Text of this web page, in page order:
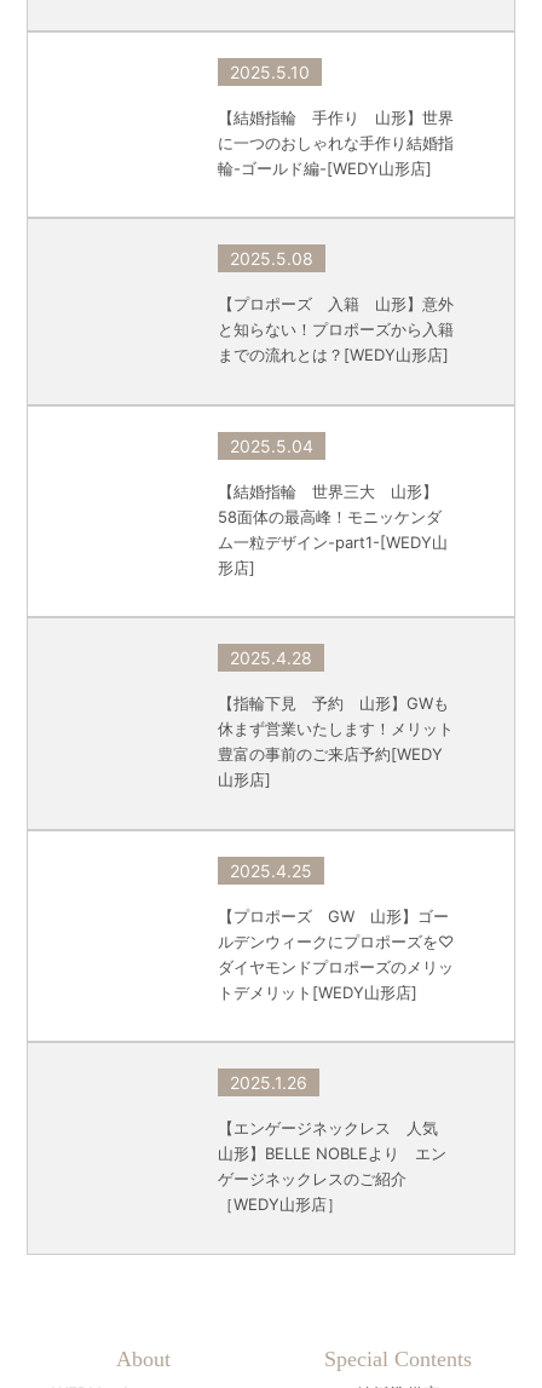
2025.5.10
【結婚指輪 手作り 山形】世界
に一つのおしゃれな手作り結婚指
輪-ゴールド編-[WEDY山形店]
2025.5.08
【プロポーズ 入籍 山形】意外
と知らない！プロポーズから入籍
までの流れとは？[WEDY山形店]
2025.5.04
【結婚指輪 世界三大 山形】
58面体の最高峰！モニッケンダ
ム一粒デザイン-part1-[WEDY山
形店]
2025.4.28
【指輪下見 予約 山形】GWも
休まず営業いたします！メリット
豊富の事前のご来店予約[WEDY
山形店]
2025.4.25
【プロポーズ GW 山形】ゴー
ルデンウィークにプロポーズを♡
ダイヤモンドプロポーズのメリッ
トデメリット[WEDY山形店]
2025.1.26
【エンゲージネックレス 人気
山形】BELLE NOBLEより エン
ゲージネックレスのご紹介
［WEDY山形店］
About Special Contents